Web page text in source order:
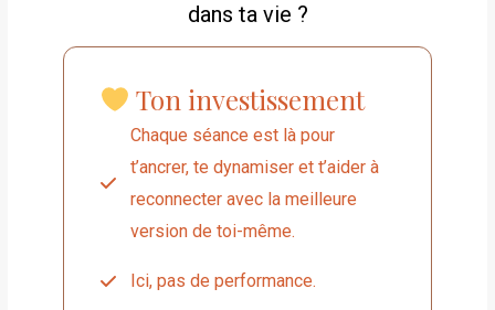
dans ta vie ?
Ton investissement
Chaque séance est là pour
t’ancrer, te dynamiser et t’aider à
reconnecter avec la meilleure
version de toi-même.
Ici, pas de performance.